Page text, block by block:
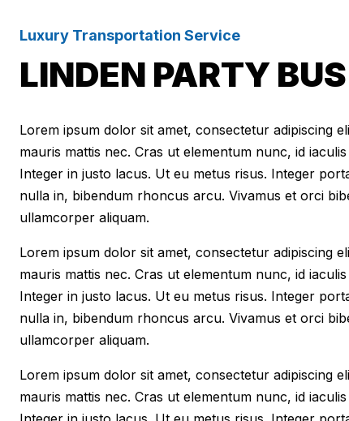
Luxury Transportation Service
LINDEN PARTY
Lorem ipsum dolor sit amet, consectetur adipiscing
mauris mattis nec. Cras ut elementum nunc, id
Integer in justo lacus. Ut eu metus risus. Integer
nulla in, bibendum rhoncus arcu. Vivamus et orci
ullamcorper aliquam.
Lorem ipsum dolor sit amet, consectetur adipiscing
mauris mattis nec. Cras ut elementum nunc, id
Integer in justo lacus. Ut eu metus risus. Integer
nulla in, bibendum rhoncus arcu. Vivamus et orci
ullamcorper aliquam.
Lorem ipsum dolor sit amet, consectetur adipiscing
mauris mattis nec. Cras ut elementum nunc, id